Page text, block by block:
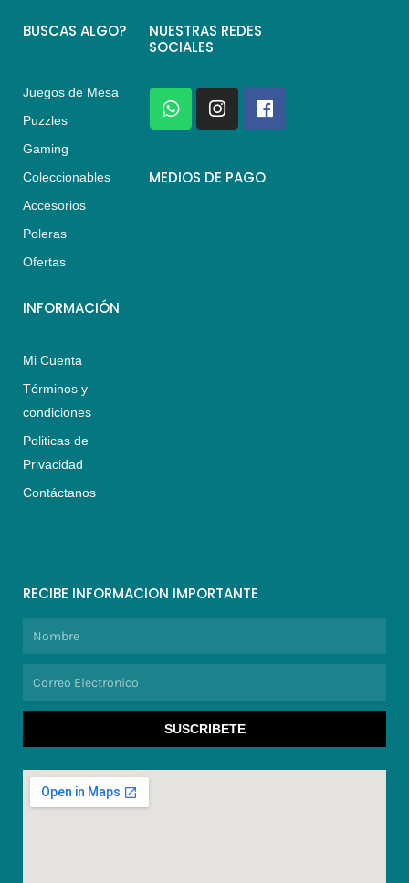
BUSCAS ALGO?
Juegos de Mesa
Puzzles
Gaming
Coleccionables
Accesorios
Poleras
Ofertas
INFORMACIÓN
Mi Cuenta
Términos y
condiciones
Politicas de
Privacidad
Contáctanos
NUESTRAS REDES
SOCIALES
W
h
a
s
I
n
s
a
F
a
c
b
MEDIOS DE PAGO
RECIBE INFORMACION IMPORTANTE
SUSCRIBETE